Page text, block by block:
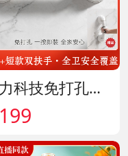
太力科技免打孔多功能安全扶手 货号142101
199